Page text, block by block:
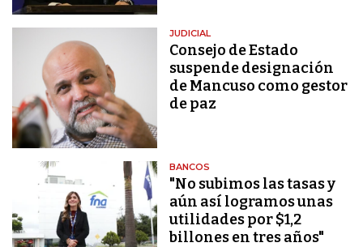
JUDICIAL
Consejo de Estado
suspende designación
de Mancuso como gestor
de paz
BANCOS
"No subimos las tasas y
aún así logramos unas
utilidades por $1,2
billones en tres años"